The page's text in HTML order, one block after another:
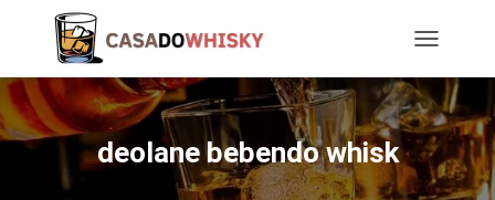
deolane bebendo whisk